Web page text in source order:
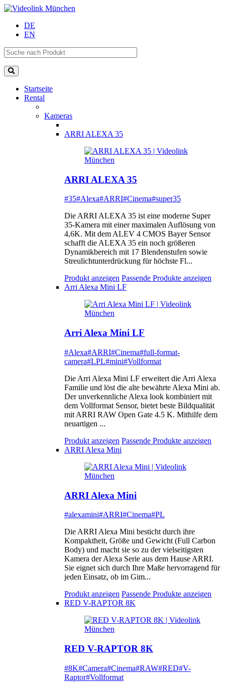
DE
EN
Startseite
Rental
Kameras
ARRI ALEXA 35
ARRI ALEXA 35
#35#Alexa#ARRI#Cinema#super35
Die ARRI ALEXA 35 ist eine moderne Super
35-Kamera mit einer maximalen Auflösung von
4,6K. Mit dem ALEV 4 CMOS Bayer Sensor
schafft die ALEXA 35 ein noch größeren
Dynamikbereich mit 17 Blendenstufen sowie
Streulichtunterdrückung für höchste Fl...
Produkt anzeigen Passende Produkte anzeigen
Arri Alexa Mini LF
Arri Alexa Mini LF
#Alexa#ARRI#Cinema#full-format-
camera#LPL#mini#Vollformat
Die Arri Alexa Mini LF erweitert die Arri Alexa
Familie und löst die alte bewährte Alexa Mini ab.
Der unverkennliche Alexa look kombiniert mit
dem Vollformat Sensor, bietet beste Bildqualität
mit ARRI RAW Open Gate 4.5 K. Mithilfe dem
neuartigen ...
Produkt anzeigen Passende Produkte anzeigen
ARRI Alexa Mini
ARRI Alexa Mini
#alexamini#ARRI#Cinema#PL
Die ARRI Alexa Mini besticht durch ihre
Kompaktheit, Größe und Gewicht (Full Carbon
Body) und macht sie so zu der vielseitigsten
Kamera der Alexa Serie aus dem Hause ARRI.
Sie eignet sich durch Ihre Maße hervorragend für
jeden Einsatz, ob im Gim...
Produkt anzeigen Passende Produkte anzeigen
RED V-RAPTOR 8K
RED V-RAPTOR 8K
#8K#Camera#Cinema#RAW#RED#V-
Raptor#Vollformat